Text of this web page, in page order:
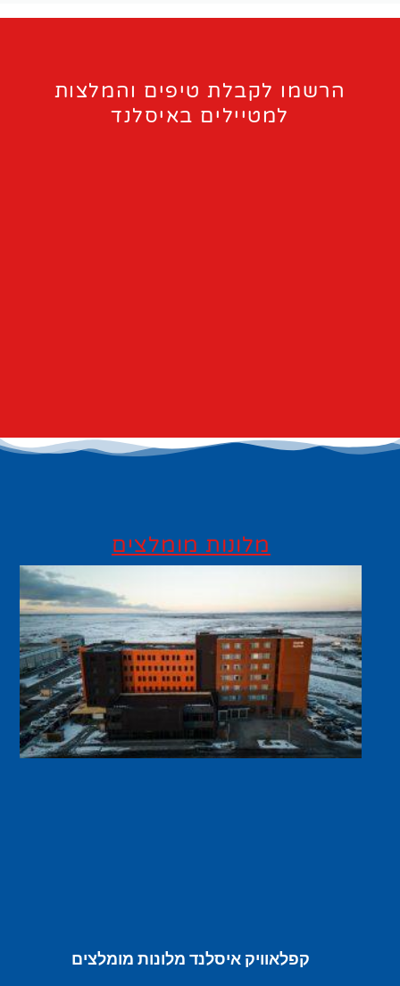
הרשמו לקבלת טיפים והמלצות
למטיילים באיסלנד
מלונות מומלצים
קפלאוויק איסלנד מלונות מומלצים